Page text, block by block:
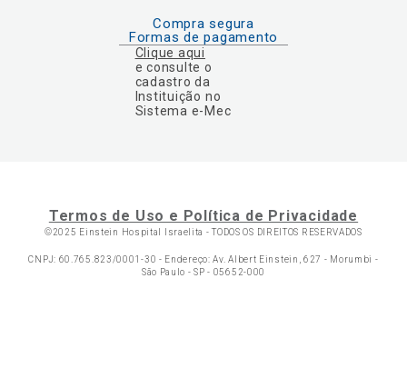
Compra segura
Formas de pagamento
Clique aqui
e consulte o
cadastro da
Instituição no
Sistema e-Mec
Termos de Uso e Política de Privacidade
©2025 Einstein Hospital Israelita -TODOS OS DIREITOS RESERVADOS
CNPJ: 60.765.823/0001-30 - Endereço: Av. Albert Einstein, 627 - Morumbi -
São Paulo - SP - 05652-000